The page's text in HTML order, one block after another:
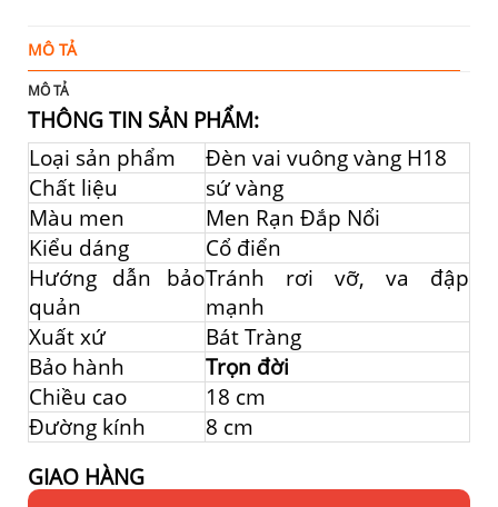
MÔ TẢ
MÔ TẢ
THÔNG TIN SẢN PHẨM:
Loại sản phẩm
Đèn vai vuông vàng H18
Chất liệu
sứ vàng
Màu men
Men Rạn Đắp Nổi
Kiểu dáng
Cổ điển
Hướng dẫn bảo
quản
Tránh rơi vỡ, va đập
mạnh
Xuất xứ
Bát Tràng
Bảo hành
Trọn đời
Chiều cao
18 cm
Đường kính
8 cm
GIAO HÀNG